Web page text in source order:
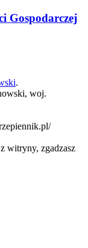
Gospodarczej
.
woj.
witryny, zgadzasz